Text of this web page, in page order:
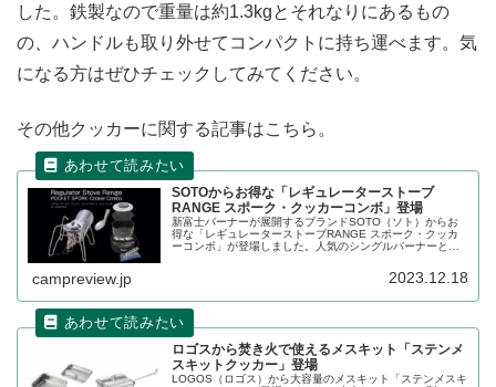
した。鉄製なので重量は約1.3kgとそれなりにあるもの
の、ハンドルも取り外せてコンパクトに持ち運べます。気
になる方はぜひチェックしてみてください。
その他クッカーに関する記事はこちら。
SOTOからお得な「レギュレーターストーブ
RANGE スポーク・クッカーコンボ」登場
新富士バーナーが展開するブランドSOTO（ソト）からお
得な「レギュレーターストーブRANGE スポーク・クッカ
ーコンボ」が登場しました。人気のシングルバーナーとク
価格設定となっています。詳細をレビューします。
campreview.jp 2023.12.18
ロゴスから焚き火で使えるメスキット「ステンメ
スキットクッカー」登場
LOGOS（ロゴス）から大容量のメスキット「ステンメスキ